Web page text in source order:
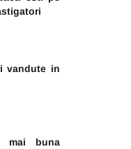
vandute in
mai buna